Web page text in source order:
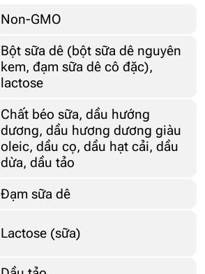
Non-GMO
Bột sữa dê (bột sữa dê nguyên
kem, đạm sữa dê cô đặc),
lactose
Chất béo sữa, dầu hướng
dương, dầu hương dương giàu
oleic, dầu cọ, dầu hạt cải, dầu
dừa, dầu tảo
Đạm sữa dê
Lactose (sữa)